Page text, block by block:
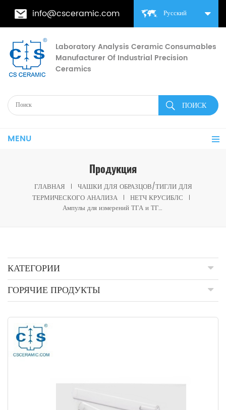
Русский
info@csceramic.com
Laboratory Analysis Ceramic Consumables
Manufacturer Of Industrial Precision
Ceramics
MENU
Продукция
ГЛАВНАЯ
ЧАШКИ ДЛЯ ОБРАЗЦОВ/ТИГЛИ ДЛЯ
ТЕРМИЧЕСКОГО АНАЛИЗА
НЕТЧ КРУСИБЛС
Ампулы для измерений ТГА и ТГА-ДТА, эквивалентные Netzsch GB461177.
КАТЕГОРИИ
ГОРЯЧИЕ ПРОДУКТЫ